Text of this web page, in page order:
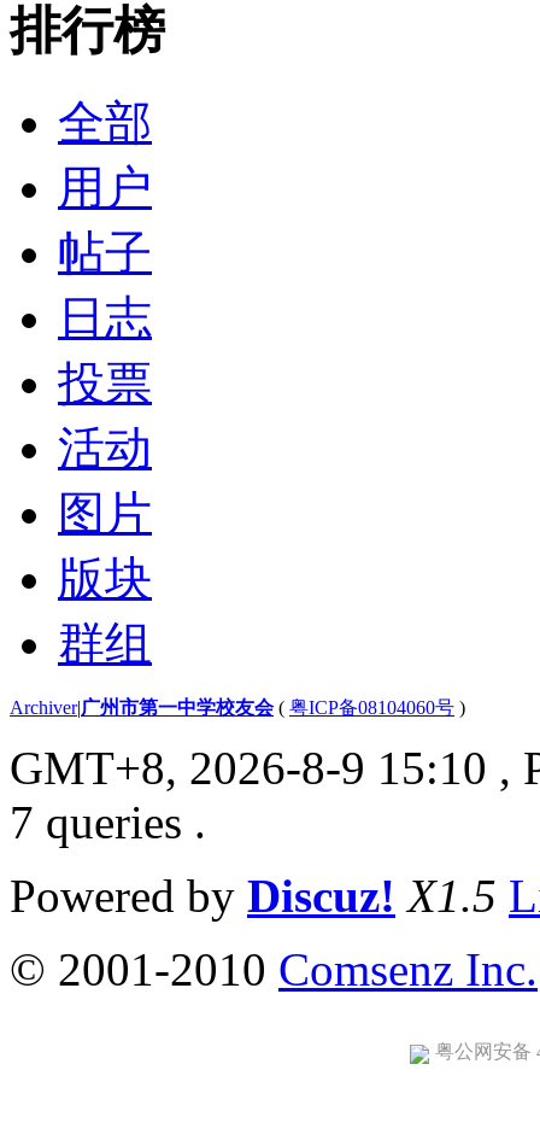
排行榜
全部
用户
帖子
日志
投票
活动
图片
版块
群组
Archiver|广州市第一中学校友会( 粤ICP备08104060号 )
GMT+8, 2026-8-9 15:10 ,
7 queries .
Powered by Discuz! X1.5
© 2001-2010 Comsenz Inc.
粤公网安备